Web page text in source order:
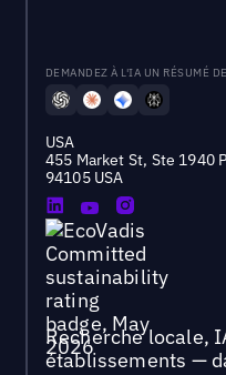
DEMANDEZ À L'IA UN RÉSUMÉ
USA
455 Market St, Ste 1940
94105 USA
Recherche locale,
établissements —